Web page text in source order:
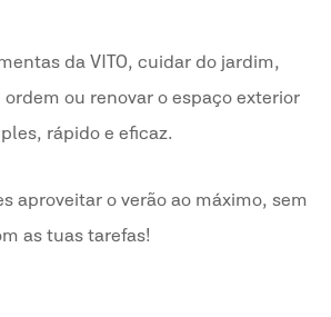
da VITO, cuidar do jardim,
ou renovar o espaço exterior
rápido e eficaz.
aproveitar o verão ao máximo, sem
as tuas tarefas!